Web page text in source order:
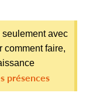
seulement avec
comment faire,
présences